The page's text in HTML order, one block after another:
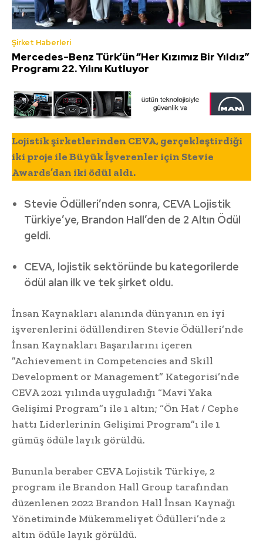
Şirket Haberleri
Mercedes-Benz Türk’ün “Her Kızımız Bir Yıldız”
Programı 22. Yılını Kutluyor
Lojistik şirketlerinden CEVA, gerçekleştirdiği
iki proje ile Büyük İşverenler için Stevie
Awards’dan iki ödül aldı.
Stevie Ödülleri’nden sonra, CEVA Lojistik
Türkiye’ye, Brandon Hall’den de 2 Altın Ödül
geldi.
CEVA, lojistik sektöründe bu kategorilerde
ödül alan ilk ve tek şirket oldu.
İnsan Kaynakları alanında dünyanın en iyi
işverenlerini ödüllendiren Stevie Ödülleri’nde
İnsan Kaynakları Başarılarını içeren
”Achievement in Competencies and Skill
Development or Management” Kategorisi’nde
CEVA 2021 yılında uyguladığı “Mavi Yaka
Gelişimi Program”ı ile 1 altın; “Ön Hat / Cephe
hattı Liderlerinin Gelişimi Program”ı ile 1
gümüş ödüle layık görüldü.
Bununla beraber CEVA Lojistik Türkiye, 2
program ile Brandon Hall Group tarafından
düzenlenen 2022 Brandon Hall İnsan Kaynağı
Yönetiminde Mükemmeliyet Ödülleri’nde 2
altın ödüle layık görüldü.